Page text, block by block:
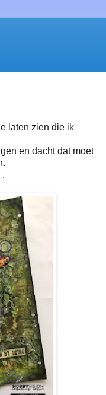
laten zien die ik
en dacht dat moet
.